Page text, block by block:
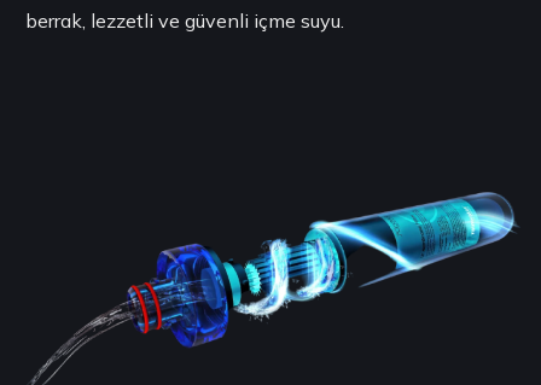
berrak, lezzetli ve güvenli içme suyu.